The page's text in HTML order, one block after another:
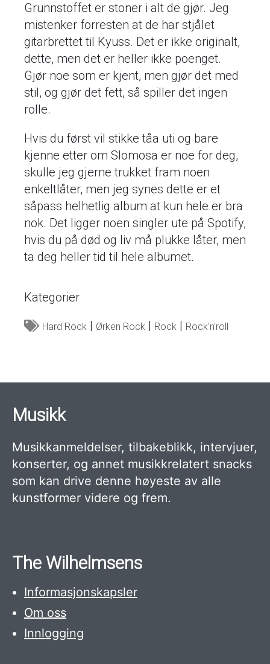
Grunnstoffet er stoner i alt de gjør. Jeg
mistenker forresten at de har stjålet
gitarbrettet til Kyuss. Det er ikke originalt,
dette, men det er heller ikke poenget.
Gjør noe som er kjent, men gjør det med
stil, og gjør det fett, så spiller det ingen
rolle.
Hvis du først vil stikke tåa uti og bare
kjenne etter om Slomosa er noe for deg,
skulle jeg gjerne trukket fram noen
enkeltlåter, men jeg synes dette er et
såpass helhetlig album at kun hele er bra
nok. Det ligger noen singler ute på Spotify,
hvis du på død og liv må plukke låter, men
ta deg heller tid til hele albumet.
Kategorier
Hard Rock Ørken Rock Rock Rock'n'roll
Musikk
Musikkanmeldelser, tilbakeblikk, intervjuer,
konserter, og annet musikkrelatert snacks
som kan drive denne høyeste av alle
kunstformer videre og frem.
The Wilhelmsens
Informasjonskapsler
Om oss
Innlogging